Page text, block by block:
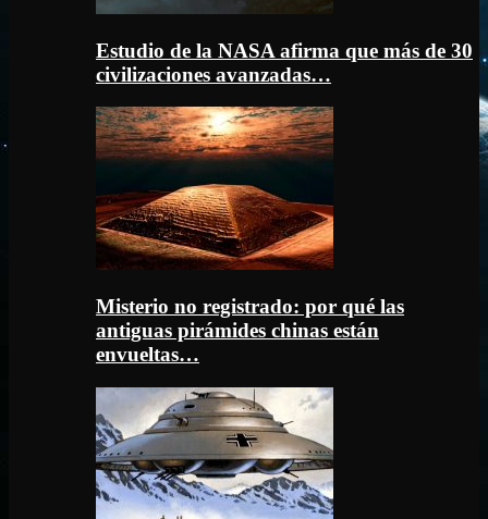
Estudio de la NASA afirma que más de 30
civilizaciones avanzadas…
Misterio no registrado: por qué las
antiguas pirámides chinas están
envueltas…